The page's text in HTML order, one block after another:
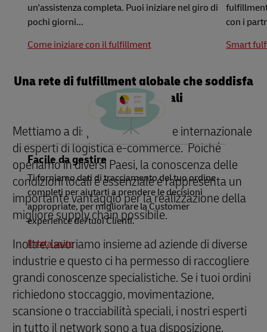
un'assistenza completa. Puoi iniziare nel giro di
pochi giorni...
Come iniziare con il fulfillment
fulfillment
con i
Smart
Facile da gestire
Ti forniamo dati di tracciamento del tuo ordine
completi per aiutarti a prendere le decisioni
appropriate, per migliorare la Customer
experience dei tuoi Clienti.
Il data suite
Una rete di fulfillment globale che soddisfa
le necessità locali
Mettiamo a disposizione una rete internazionale
di esperti di logistica e-commerce. Poiché
operiamo in diversi Paesi, la conoscenza delle
condizioni locali è essenziale e rappresenta un
importante vantaggio per la realizzazione della
migliore supply chain possibile.
Inoltre, lavoriamo insieme ad aziende di diverse
industrie e questo ci ha permesso di raccogliere
grandi conoscenze specialistiche. Se i tuoi ordini
richiedono stoccaggio, movimentazione,
scansione o tracciabilità speciali, i nostri esperti
in tutto il network sono a tua disposizione.